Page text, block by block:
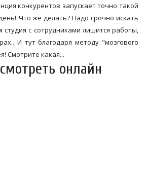
конкурентов запускает точно такой
Что же делать? Надо срочно искать
с сотрудниками лишится работы,
И тут благодаря методу "мозгового
Смотрите какая...
онлайн